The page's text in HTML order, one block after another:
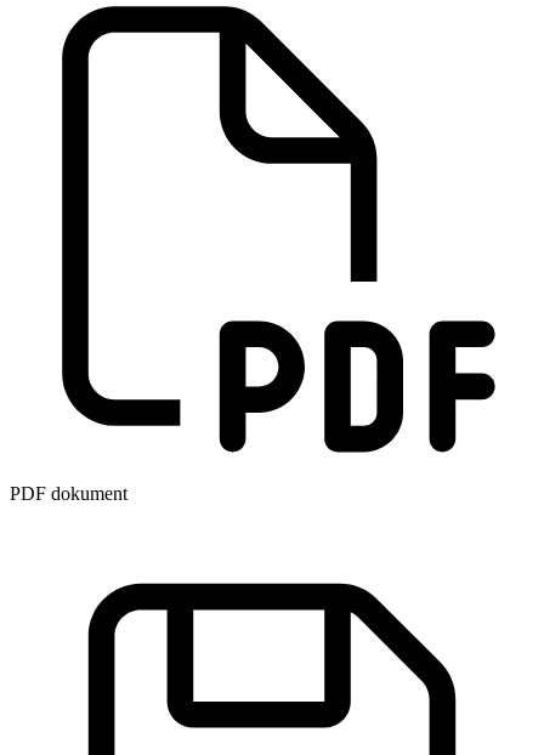
PDF dokument